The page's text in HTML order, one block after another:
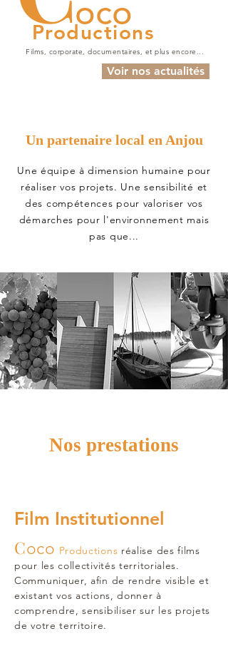
OCO
Productions
Films, corporate, documentaires, et plus encore...
Voir nos actualités
Un partenaire local en Anjou
Une équipe à dimension humaine pour
réaliser vos projets. Une sensibilité et
des compétences pour valoriser vos
démarches pour l'environnement mais
pas que...
Nos prestations
Coco Productions réalise des films
pour les collectivités territoriales.
Communiquer, afin de rendre visible et
existant vos actions, donner à
comprendre, sensibiliser sur les projets
de votre territoire.
Film Institutionnel